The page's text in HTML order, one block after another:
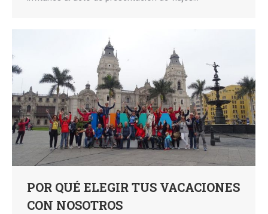
POR QUÉ ELEGIR TUS VACACIONES
CON NOSOTROS